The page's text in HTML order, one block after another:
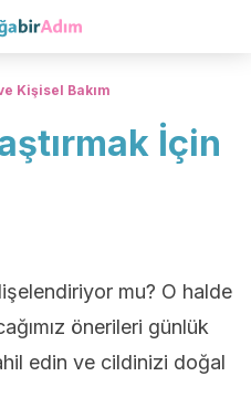
Kişisel Bakım
İçin
mu? O halde
önerileri günlük
edin ve cildinizi doğal